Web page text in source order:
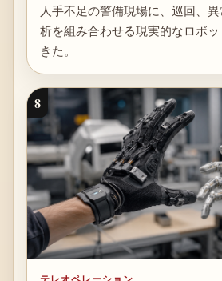
人手不足の警備現場に、巡回、
析を組み合わせる現実的なロボ
きた。
8